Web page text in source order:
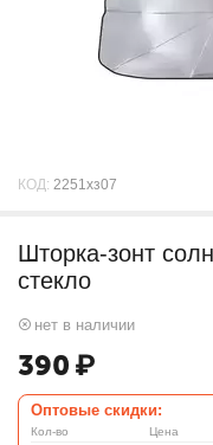
КОД: 2251хз07
Шторка-зонт
стекло
нет в наличии
390 ₽
Оптовые скидки:
Кол-во Цена